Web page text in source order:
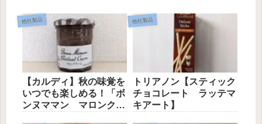
他社製品
【カルディ】秋の味覚を
いつでも楽しめる！「ボ
ンヌママン マロンクリ
他社製品
トリアノン【スティック
チョコレート ラッテマ
キアート】